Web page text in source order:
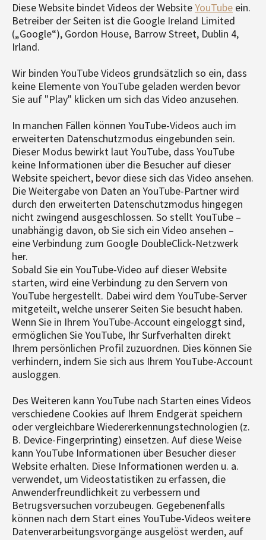
Diese Website bindet Videos der WebsiteYouTube ein.
Betreiber der Seiten ist die Google Ireland Limited
(„Google“), Gordon House, Barrow Street, Dublin 4,
Irland.
Wir binden YouTube Videos grundsätzlich so ein, dass
keine Elemente von YouTube geladen werden bevor
Sie auf "Play" klicken um sich das Video anzusehen.
In manchen Fällen können YouTube-Videos auch im
erweiterten Datenschutzmodus eingebunden sein.
Dieser Modus bewirkt laut YouTube, dass YouTube
keine Informationen über die Besucher auf dieser
Website speichert, bevor diese sich das Video ansehen.
Die Weitergabe von Daten an YouTube-Partner wird
durch den erweiterten Datenschutzmodus hingegen
nicht zwingend ausgeschlossen. So stellt YouTube –
unabhängig davon, ob Sie sich ein Video ansehen –
eine Verbindung zum Google DoubleClick-Netzwerk
her.
Sobald Sie ein YouTube-Video auf dieser Website
starten, wird eine Verbindung zu den Servern von
YouTube hergestellt. Dabei wird dem YouTube-Server
mitgeteilt, welche unserer Seiten Sie besucht haben.
Wenn Sie in Ihrem YouTube-Account eingeloggt sind,
ermöglichen Sie YouTube, Ihr Surfverhalten direkt
Ihrem persönlichen Profil zuzuordnen. Dies können Sie
verhindern, indem Sie sich aus Ihrem YouTube-Account
ausloggen.
Des Weiteren kann YouTube nach Starten eines Videos
verschiedene Cookies auf Ihrem Endgerät speichern
oder vergleichbare Wiedererkennungstechnologien (z.
B. Device-Fingerprinting) einsetzen. Auf diese Weise
kann YouTube Informationen über Besucher dieser
Website erhalten. Diese Informationen werden u. a.
verwendet, um Videostatistiken zu erfassen, die
Anwenderfreundlichkeit zu verbessern und
Betrugsversuchen vorzubeugen. Gegebenenfalls
können nach dem Start eines YouTube-Videos weitere
Datenverarbeitungsvorgänge ausgelöst werden, auf